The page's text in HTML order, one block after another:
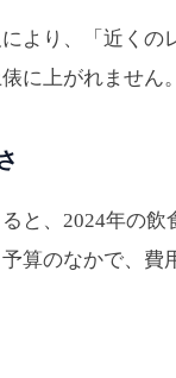
より、「近くの
に上がれません。
と、2024年の
算のなかで、費